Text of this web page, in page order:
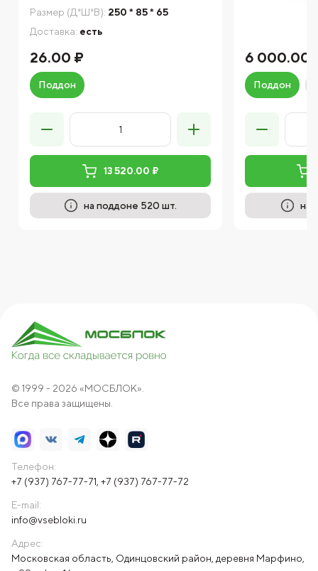
Размер (Д*Ш*В): 250 * 85 * 65
Доставка: есть
26.00 ₽
Поддон
13 520.00 ₽
на поддоне 520 шт.
6 000.00
Поддон
на
© 1999 - 2026 «МОСБЛОК».
Все права защищены.
Телефон:
+7 (937) 767-77-71, +7 (937) 767-77-72
E-mail:
info@vsebloki.ru
Адрес:
Московская область, Одинцовский район, деревня Марфино,